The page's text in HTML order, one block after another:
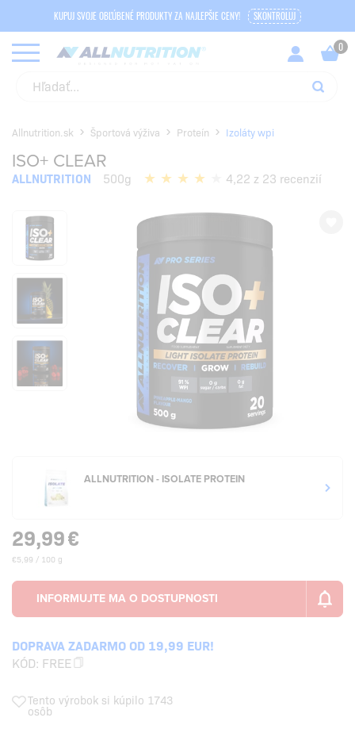
KUPUJ SVOJE OBĽÚBENÉ PRODUKTY ZA NAJLEPŠIE CENY! SKONTROLUJ
Allnutrition.sk Športová výživa Proteín Izoláty wpi
ISO+ CLEAR
ALLNUTRITION 500g 4,22 z 23 recenzií
ALLNUTRITION - ISOLATE PROTEIN
29,99€
€5,99 / 100 g
DOPRAVA ZADARMO OD 19,99 EUR!
KÓD: FREE
Tento výrobok si kúpilo 1743
osôb